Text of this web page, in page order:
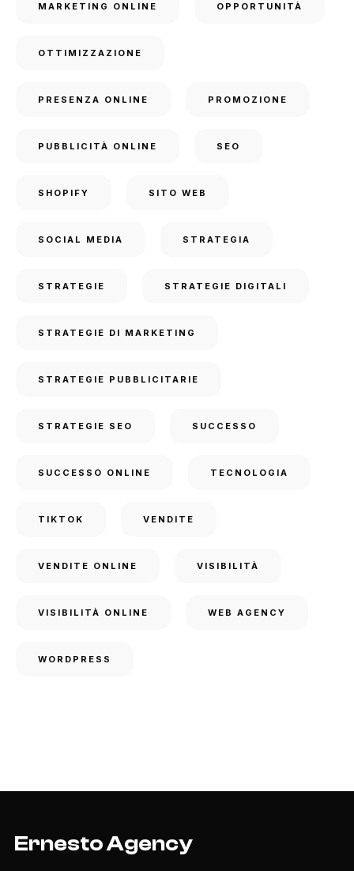
MARKETING ONLINE OPPORTUNITÀ
OTTIMIZZAZIONE
PRESENZA ONLINE PROMOZIONE
PUBBLICITÀ ONLINE SEO
SHOPIFY SITO WEB
SOCIAL MEDIA STRATEGIA
STRATEGIE STRATEGIE DIGITALI
STRATEGIE DI MARKETING
STRATEGIE PUBBLICITARIE
STRATEGIE SEO SUCCESSO
SUCCESSO ONLINE TECNOLOGIA
TIKTOK VENDITE
VENDITE ONLINE VISIBILITÀ
VISIBILITÀ ONLINE WEB AGENCY
WORDPRESS
Ernesto Agency